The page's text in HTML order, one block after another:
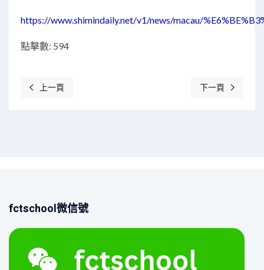
https://www.shimindaily.net/v1/news/macau/
點擊數: 594
上一篇文章: 氹坊親子同樂辭舊迎新
上一頁 下一篇文章: 粵
下一頁
fctschool微信號